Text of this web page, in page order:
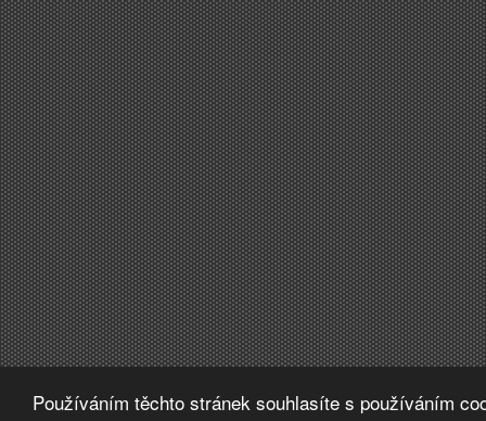
Používáním těchto stránek souhlasíte s používáním